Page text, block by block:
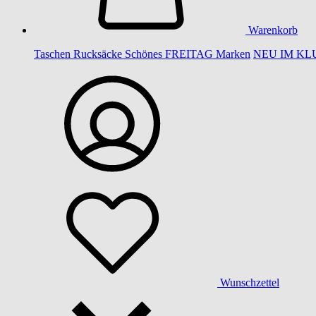
Warenkorb
Taschen Rucksäcke Schönes FREITAG Marken NEU IM
Wunschzettel